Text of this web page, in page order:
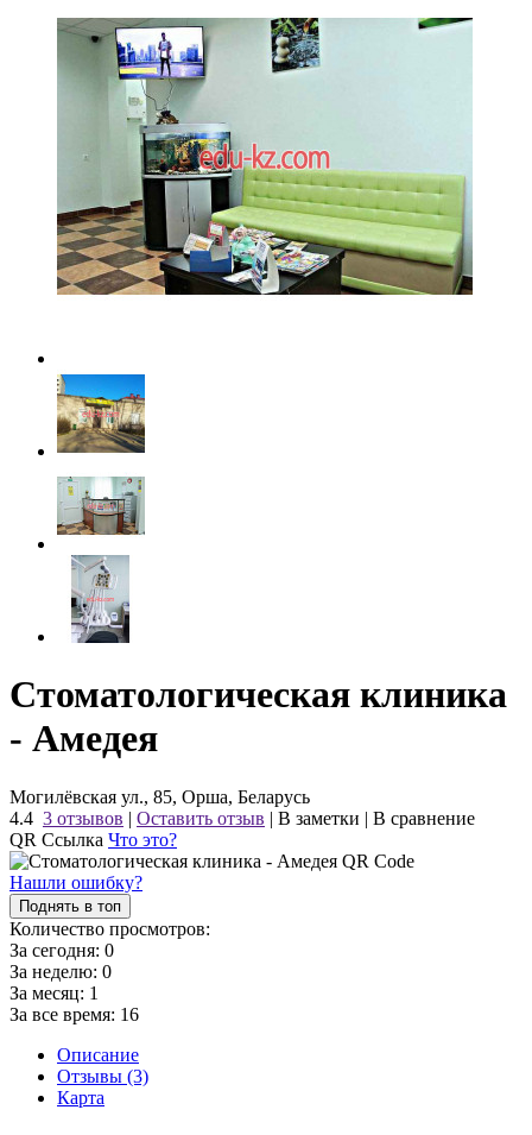
Стоматологическая клиника
- Амедея
Могилёвская ул., 85, Орша, Беларусь
4.4 3 отзывов | Оставить отзыв | В заметки | В сравнение
QR Ссылка Что это?
Нашли ошибку?
Поднять в топ
Количество просмотров:
За сегодня: 0
За неделю: 0
За месяц: 1
За все время: 16
Описание
Отзывы (3)
Карта